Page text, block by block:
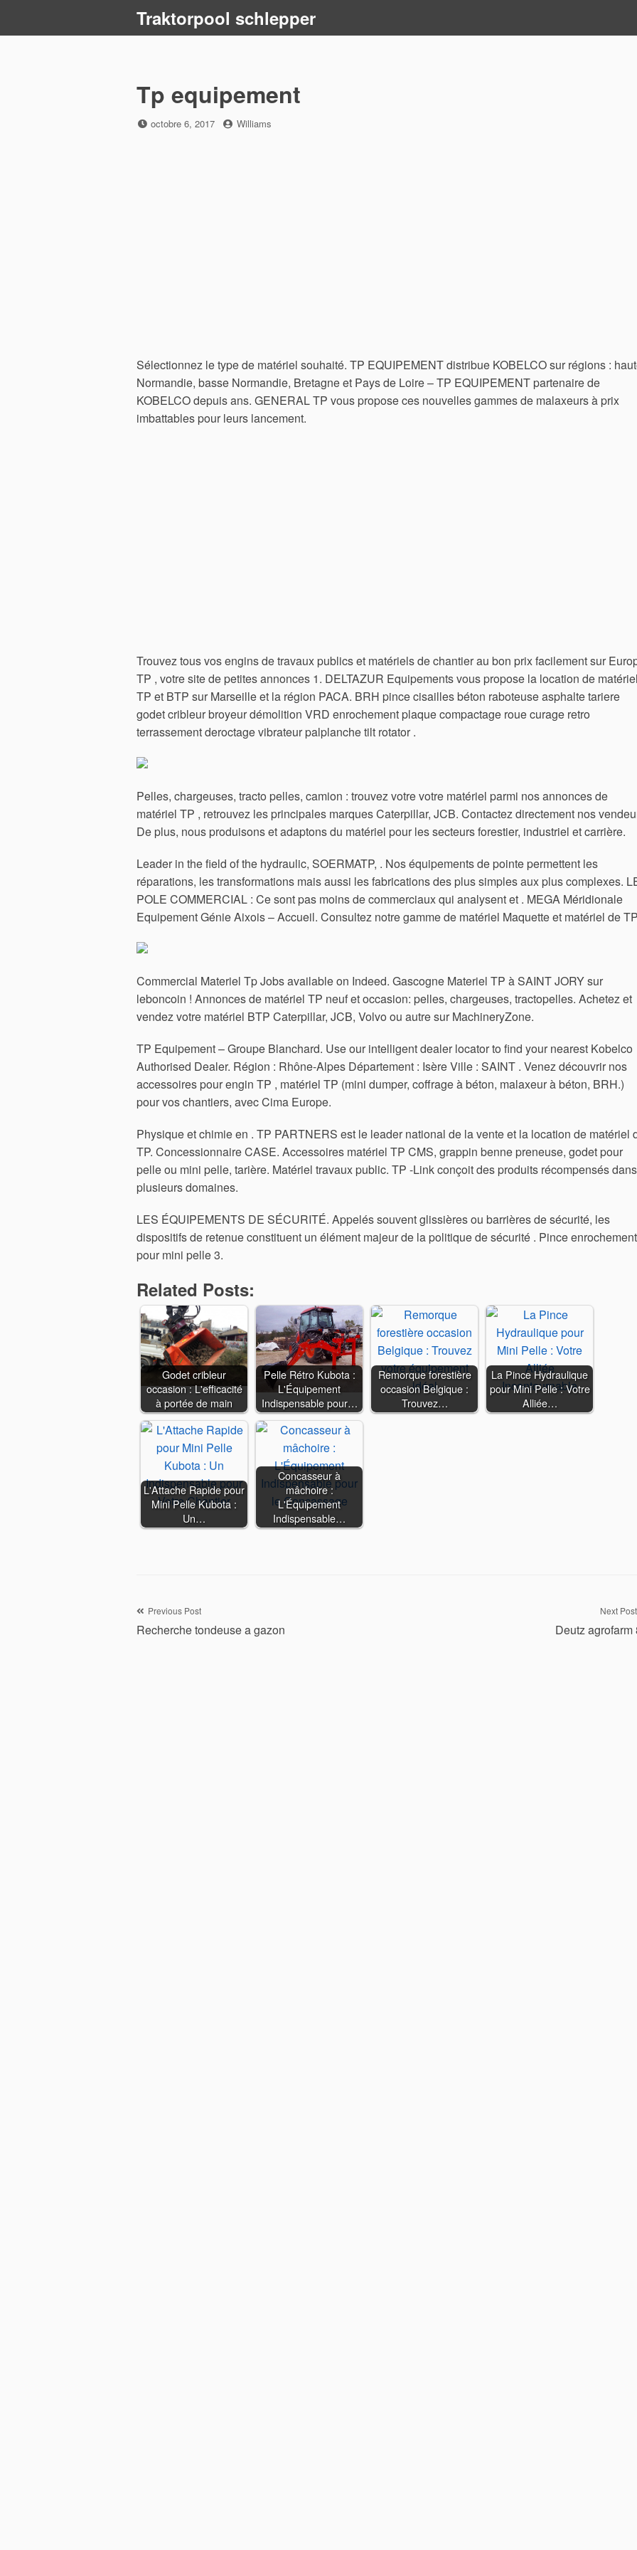
Traktorpool schlepper
Tp equipement
Posted
octobre 6, 2017 by
Williams
Sélectionnez le type de matériel souhaité. TP EQUIPEMENT distribue KOBELCO sur régions :
Normandie, basse Normandie, Bretagne et Pays de Loire – TP EQUIPEMENT partenaire de
KOBELCO depuis ans. GENERAL TP vous propose ces nouvelles gammes de malaxeurs à prix
imbattables pour leurs lancement.
Trouvez tous vos engins de travaux publics et matériels de chantier au bon prix facilement sur
TP , votre site de petites annonces 1. DELTAZUR Equipements vous propose la location de matériel
TP et BTP sur Marseille et la région PACA. BRH pince cisailles béton raboteuse asphalte tariere
godet cribleur broyeur démolition VRD enrochement plaque compactage roue curage retro
terrassement deroctage vibrateur palplanche tilt rotator .
Pelles, chargeuses, tracto pelles, camion : trouvez votre votre matériel parmi nos annonces de
matériel TP , retrouvez les principales marques Caterpillar, JCB. Contactez directement nos
De plus, nous produisons et adaptons du matériel pour les secteurs forestier, industriel et carrière.
Leader in the field of the hydraulic, SOERMATP, . Nos équipements de pointe permettent les
réparations, les transformations mais aussi les fabrications des plus simples aux plus complexes.
POLE COMMERCIAL : Ce sont pas moins de commerciaux qui analysent et . MEGA Méridionale
Equipement Génie Aixois – Accueil. Consultez notre gamme de matériel Maquette et matériel de
Commercial Materiel Tp Jobs available on Indeed. Gascogne Materiel TP à SAINT JORY sur
leboncoin ! Annonces de matériel TP neuf et occasion: pelles, chargeuses, tractopelles. Achetez et
vendez votre matériel BTP Caterpillar, JCB, Volvo ou autre sur MachineryZone.
TP Equipement – Groupe Blanchard. Use our intelligent dealer locator to find your nearest Kobelco
Authorised Dealer. Région : Rhône-Alpes Département : Isère Ville : SAINT . Venez découvrir nos
accessoires pour engin TP , matériel TP (mini dumper, coffrage à béton, malaxeur à béton, BRH.)
pour vos chantiers, avec Cima Europe.
Physique et chimie en . TP PARTNERS est le leader national de la vente et la location de matériel
TP. Concessionnaire CASE. Accessoires matériel TP CMS, grappin benne preneuse, godet pour
pelle ou mini pelle, tarière. Matériel travaux public. TP -Link conçoit des produits récompensés dans
plusieurs domaines.
LES ÉQUIPEMENTS DE SÉCURITÉ. Appelés souvent glissières ou barrières de sécurité, les
dispositifs de retenue constituent un élément majeur de la politique de sécurité . Pince enrochement
pour mini pelle 3.
Related Posts:
Godet cribleur
occasion : L'efficacité
à portée de main
Pelle Rétro Kubota :
L'Équipement
Indispensable pour…
Remorque forestière
occasion Belgique :
Trouvez…
La Pince Hydraulique
pour Mini Pelle : Votre
Alliée…
L'Attache Rapide pour
Mini Pelle Kubota :
Un…
Concasseur à
mâchoire :
L'Équipement
Indispensable…
Navigation
Previous Post
Recherche tondeuse a gazon
Next Post
Deutz agrofarm